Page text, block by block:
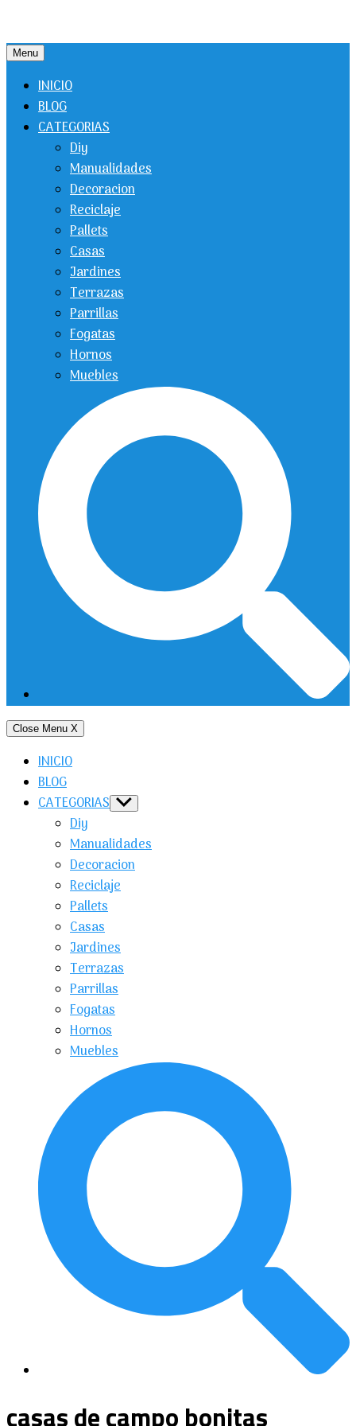
Menu
INICIO
BLOG
CATEGORIAS
Diy
Manualidades
Decoracion
Reciclaje
Pallets
Casas
Jardines
Terrazas
Parrillas
Fogatas
Hornos
Muebles
Close Menu X
INICIO
BLOG
CATEGORIAS Show
sub
Diy
Manualidades
Decoracion
Reciclaje
Pallets
Casas
Jardines
Terrazas
Parrillas
Fogatas
Hornos
Muebles
casas de campo bonitas